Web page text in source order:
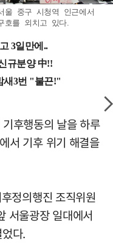
울 중구 시청역 인근에서
호를 외치고 있다.
후행동의 날을 하루
서 기후 위기 해결을
정의행진 조직위원
서울광장 일대에서
다.